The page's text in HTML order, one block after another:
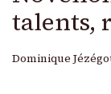
talents,
Dominique